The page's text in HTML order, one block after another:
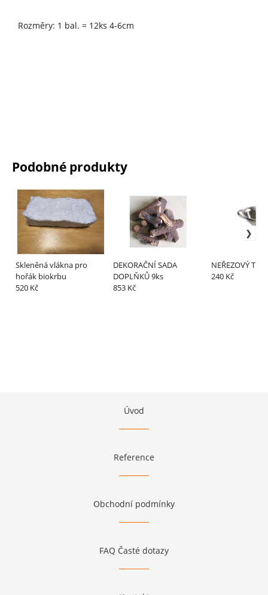
Rozměry: 1 bal. = 12ks 4-6cm
Podobné produkty
Skleněná vlákna pro
hořák biokrbu
520 Kč
DEKORAČNÍ SADA
DOPLŇKŮ 9ks
853 Kč
NEŘEZOVÝ
240 Kč
Úvod
Reference
Obchodní podmínky
FAQ Časté dotazy